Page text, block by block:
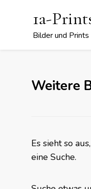
1a-
Bilder und Prints
Weitere
Es sieht so
eine Suche.
Suchst